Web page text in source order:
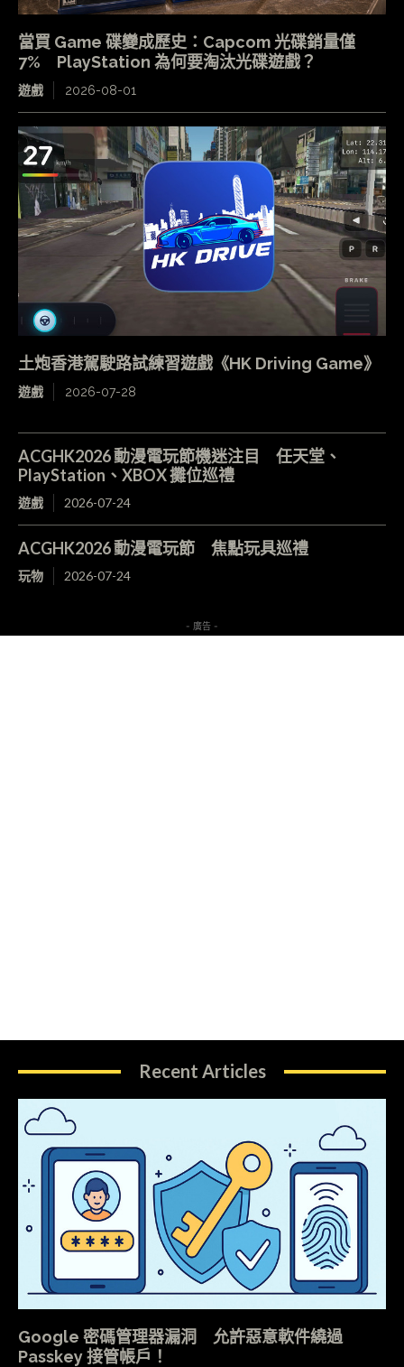
當買 Game 碟變成歷史：Capcom 光碟銷量僅
7% PlayStation 為何要淘汰光碟遊戲？
遊戲 2026-08-01
土炮香港駕駛路試練習遊戲《HK Driving Game》
遊戲 2026-07-28
ACGHK2026 動漫電玩節機迷注目 任天堂、
PlayStation、XBOX 攤位巡禮
遊戲 2026-07-24
ACGHK2026 動漫電玩節 焦點玩具巡禮
玩物 2026-07-24
- 廣告 -
Recent Articles
Google 密碼管理器漏洞 允許惡意軟件繞過
Passkey 接管帳戶！